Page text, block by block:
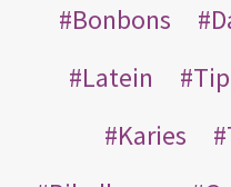
Bonbons
Latein
Karies